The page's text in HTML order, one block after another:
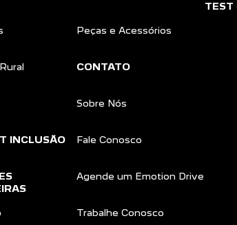
INCLUSÃO
Peças e Acessórios
CONTATO
Sobre Nós
Fale Conosco
Agende um Emotion Drive
Trabalhe Conosco
TEST